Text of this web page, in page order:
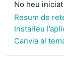
No heu
Resum de
Instal·leu
Canvia al